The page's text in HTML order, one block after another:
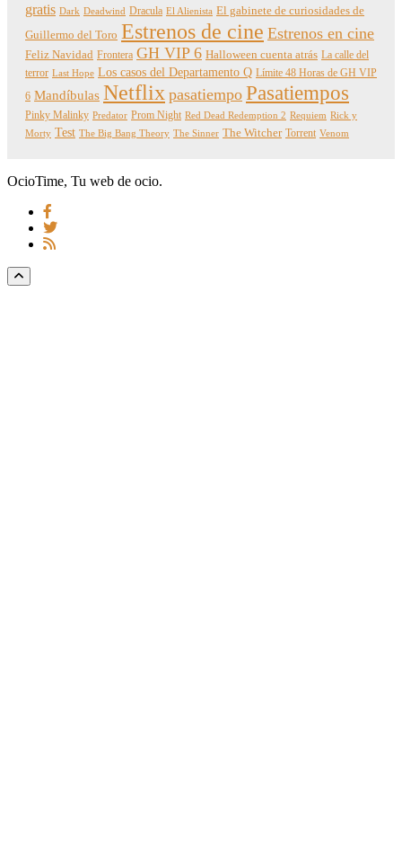
gratis Dark Deadwind Dracula El Alienista El gabinete de curiosidades de
Guillermo del Toro Estrenos de cine Estrenos en cine
Feliz Navidad Frontera GH VIP 6 Halloween cuenta atrás La calle del
terror Last Hope Los casos del Departamento Q Límite 48 Horas de GH VIP
6 Mandíbulas Netflix pasatiempo Pasatiempos
Pinky Malinky Predator Prom Night Red Dead Redemption 2 Requiem Rick y
Morty Test The Big Bang Theory The Sinner The Witcher Torrent Venom
OcioTime, Tu web de ocio.